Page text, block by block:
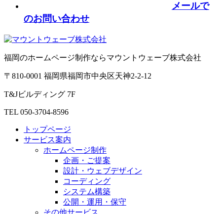
メールで
のお問い合わせ
福岡のホームページ制作ならマウントウェーブ株式会社
〒810-0001 福岡県福岡市中央区天神2-2-12
T&Jビルディング 7F
TEL 050-3704-8596
トップページ
サービス案内
ホームページ制作
企画・ご提案
設計・ウェブデザイン
コーディング
システム構築
公開・運用・保守
その他サービス